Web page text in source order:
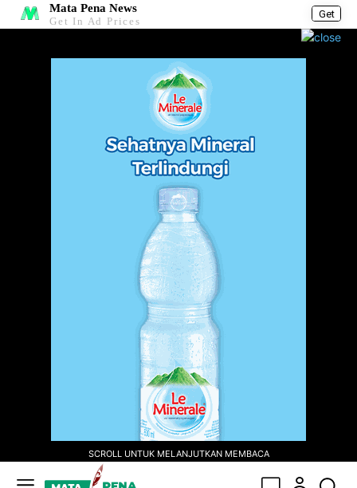
Get
Mata Pena News
Get In Ad Prices
SCROLL UNTUK MELANJUTKAN MEMBACA